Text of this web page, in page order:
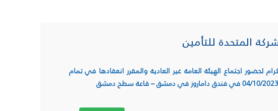
المتحدة للتأمين
لحضور اجتماع الهيئة العامة غير العادية والمقرر انعقادها في تمام